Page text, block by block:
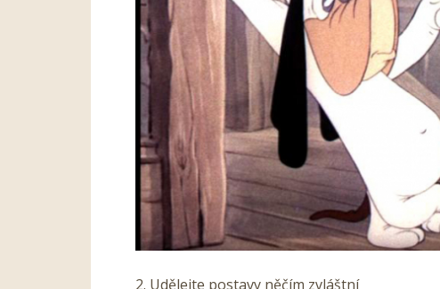
2. Udělejte postavy něčím zvláštní